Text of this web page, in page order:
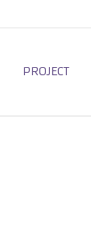
PROJECT